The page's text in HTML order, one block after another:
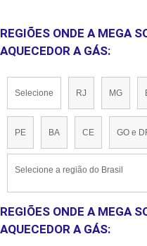
REGIÕES ONDE A MEGA
AQUECEDOR A GÁS:
Selecione RJ MG
PE BA CE GO e
Selecione a região do Brasil
REGIÕES ONDE A MEGA
AQUECEDOR A GÁS: